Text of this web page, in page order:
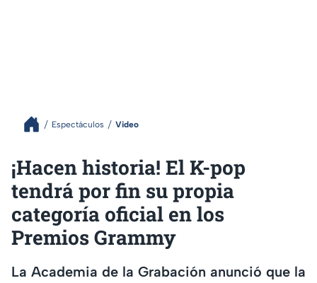
Espectáculos Video
¡Hacen historia! El K-pop
tendrá por fin su propia
categoría oficial en los
Premios Grammy
La Academia de la Grabación anunció que la